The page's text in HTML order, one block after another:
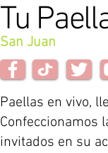
Tu
San Juan
Paellas en vivo,
Confeccionamos
invitados en su